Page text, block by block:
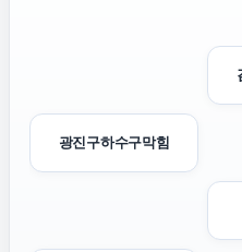
광진구하수구막힘